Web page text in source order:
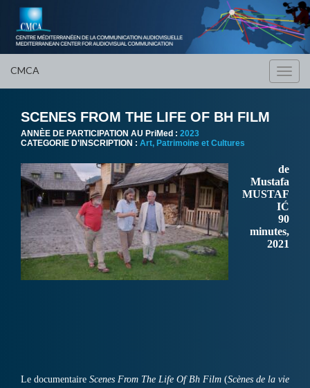
CMCA
SCENES FROM THE LIFE OF BH FILM
ANNÈE DE PARTICIPATION AU PriMed : 2023
CATEGORIE D'INSCRIPTION : Art, Patrimoine et Cultures
de
Mustafa
MUSTAF
IĆ
90
minutes,
2021
Le documentaire Scenes From The Life Of Bh Film (Scènes de la vie